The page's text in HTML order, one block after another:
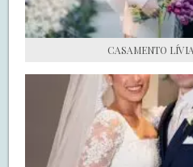
CASAMENTO